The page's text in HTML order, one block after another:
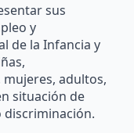
sus
y
de la Infancia y
adultos,
situación de
discriminación.